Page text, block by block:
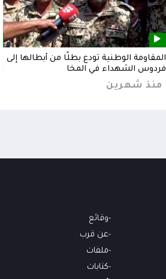
المقاومة الوطنية تودع بطلًا من أبطالها إلى
فردوس الشهداء في المخا
منذ شهرين
وقائع
عن قرب
ملفات
كتابات